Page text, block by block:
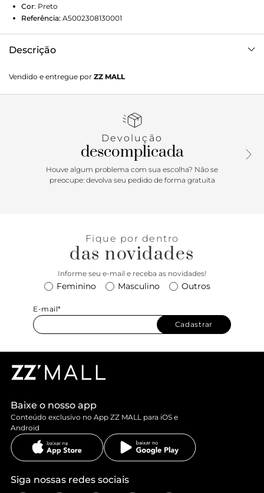
Cor: Preto
Referência: A5002308130001
Descrição
estruturado e acabamento texturizado. Traz alça longa
regulável e alças de mão. Possui fecho superior em zíper
Vendido e entregue por ZZ MALL
Devolução
descomplicada
Houve algum problema com sua escolha? Não se
preocupe: devolva seu pedido de forma gratuita
Fique por dentro
das novidades
Informe seu e-mail e receba as novidades!
Feminino Masculino Outros
E-mail*
Cadastrar
Baixe o nosso app
Conteúdo exclusivo no App ZZ MALL para iOS e
Android
Siga nossas redes sociais